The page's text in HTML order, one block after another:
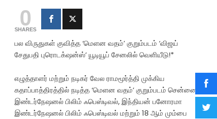
0
SHARES
பல விருதுகள் குவித்த ‘மெளன வதம்’ குறும்படம் ‘விஜய்
சேதுபதி புரொடக்‌ஷன்ஸ்’ யூடியூப் சேனலில் வெளியீடு!*
எழுத்தாளர் மற்றும் நடிகர் வேல ராமமூர்த்தி முக்கிய
கதாப்பாத்திரத்தில் நடித்த ‘மெளன வதம்’ குறும்படம் சென்னை
இண்டர்நேஷனல் பிலிம் ஃபெஸ்டிவல், இந்தியன் பனோரமா
இண்டர்நேஷனல் பிலிம் ஃபெஸ்டிவல் மற்றும் 18 ஆம் மும்பை